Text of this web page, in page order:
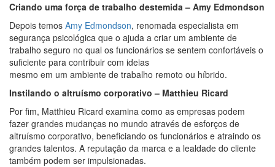
Criando uma força de trabalho destemida – Amy Edmondson
Depois temos Amy Edmondson, renomada especialista em
segurança psicológica que o ajuda a criar um ambiente de
trabalho seguro no qual os funcionários se sentem confortáveis o
suficiente para contribuir com ideias
mesmo em um ambiente de trabalho remoto ou híbrido.
Instilando o altruísmo corporativo – Matthieu Ricard
Por fim, Matthieu Ricard examina como as empresas podem
fazer grandes mudanças no mundo através de esforços de
altruísmo corporativo, beneficiando os funcionários e atraindo os
grandes talentos. A reputação da marca e a lealdade do cliente
também podem ser impulsionadas.